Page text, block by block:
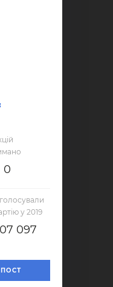
0
у 2019
097